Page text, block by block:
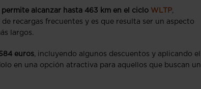
permite alcanzar hasta 463 km en el ciclo WLTP,
recargas frecuentes y es que resulta ser un aspecto
largos.
euros, incluyendo algunos descuentos y aplicando el
en una opción atractiva para aquellos que buscan un